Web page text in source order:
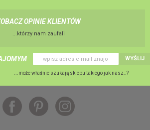
OPINIE KLIENTÓW
...którzy nam zaufali
WYŚLIJ
...może właśnie szukają sklepu takiego jak nasz..?